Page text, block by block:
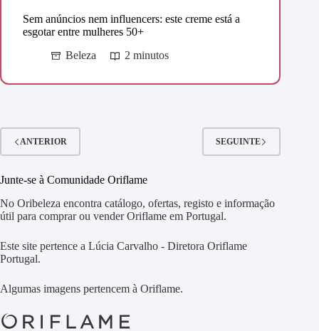
Sem anúncios nem influencers: este creme está a
esgotar entre mulheres 50+
Beleza
2 minutos
ANTERIOR SEGUINTE
Junte-se à Comunidade Oriflame
No Oribeleza encontra catálogo, ofertas, registo e informação
útil para comprar ou vender Oriflame em Portugal.
Este site pertence a Lúcia Carvalho - Diretora Oriflame
Portugal.
Algumas imagens pertencem à Oriflame.